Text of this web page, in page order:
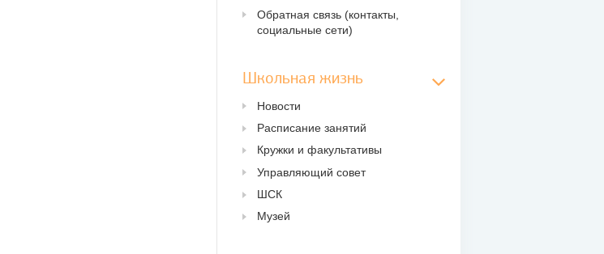
Обратная связь (контакты,
социальные сети)
Школьная жизнь
Новости
Расписание занятий
Кружки и факультативы
Управляющий совет
ШСК
Музей